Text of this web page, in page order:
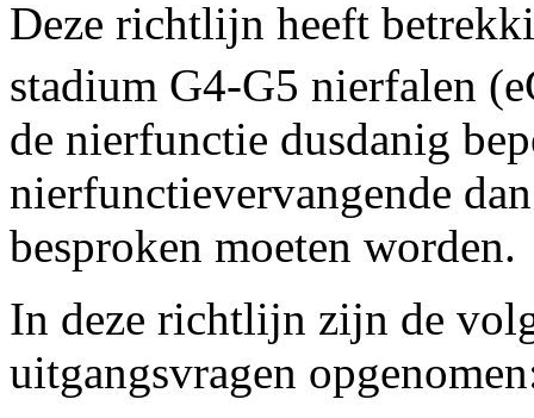
Deze richtlijn heeft
stadium G4-G5 nierfalen
de nierfunctie dusdanig
nierfunctievervangende
besproken moeten worden.
In deze richtlijn zijn de
uitgangsvragen